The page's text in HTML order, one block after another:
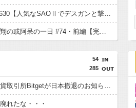
ヤルヲの燃えカス #630【人気なSAOⅡでデスガンと撃ち合います】
くりとジャスティン翔の或阿呆の一日 #74・前編【完走濃厚状態からの！？SAO2で3,000枚乗せ】
54
285
【悲報】海外仮想通貨取引所Bitgetが日本撤退のお知らせ・・・
れたな・・・